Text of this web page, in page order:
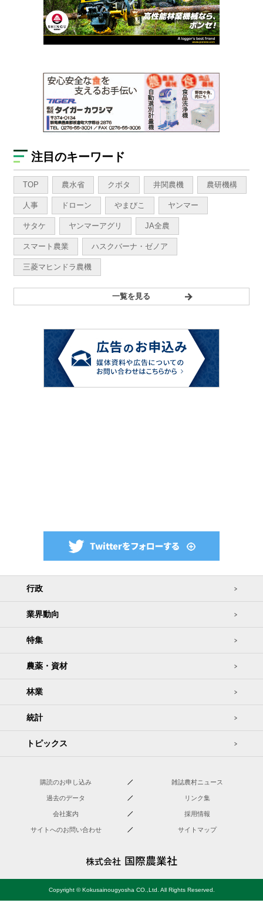
注目のキーワード
TOP 農水省 クボタ 井関農機 農研機構
人事 ドローン やまびこ ヤンマー
サタケ ヤンマーアグリ JA全農
スマート農業 ハスクバーナ・ゼノア
三菱マヒンドラ農機
一覧を見る
行政
業界動向
特集
農薬・資材
林業
統計
トピックス
購読のお申し込み 雑誌農村ニュース
過去のデータ リンク集
会社案内 採用情報
サイトへのお問い合わせ サイトマップ
Copyright © Kokusainougyosha CO.,Ltd. All Rights Reserved.